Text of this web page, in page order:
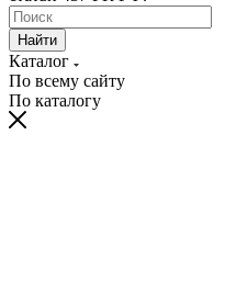
Найти
Каталог
По всему сайту
По каталогу